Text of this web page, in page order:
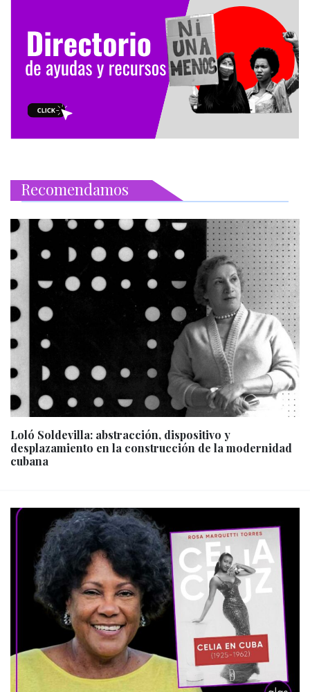
Recomendamos
Loló Soldevilla: abstracción, dispositivo y
desplazamiento en la construcción de la modernidad
cubana